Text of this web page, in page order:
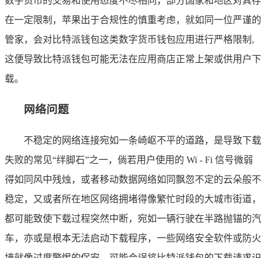
在一定限制，苹果出于合规性的慎重考虑，就如同一位严谨的
管家，会对比特派钱包这类数字货币钱包应用进行严格限制,
这便导致比特派钱包可能无法在应用商店正常上架或供用户下
载。
网络问题
不稳定的网络连接宛如一条崎岖不平的道路，是导致下载
失败的常见“绊脚石”之一，倘若用户使用的 Wi - Fi 信号微弱
得如同风中残烛，或者移动数据网络如同飘忽不定的云朵般不
稳定，又或者所在地区网络拥堵得像繁忙时段的大城市街道，
都可能致使下载过程突然中断，宛如一辆行驶在半路抛锚的汽
车，亦或是根本无法启动下载程序，一些网络安全软件或防火